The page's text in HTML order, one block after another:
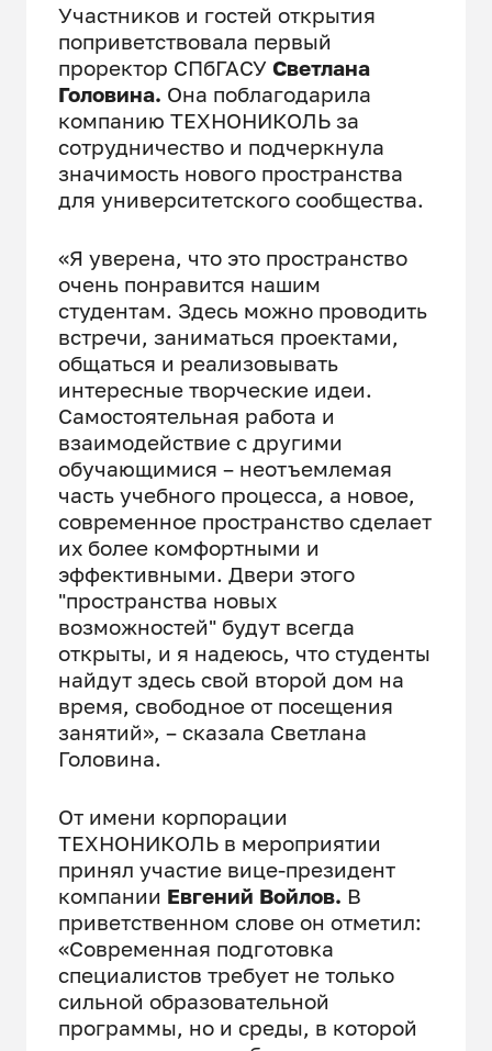
Участников и гостей открытия
поприветствовала первый
проректор СПбГАСУСветлана
Головина. Она поблагодарила
компанию ТЕХНОНИКОЛЬ за
сотрудничество и подчеркнула
значимость нового пространства
для университетского сообщества.
«Я уверена, что это пространство
очень понравится нашим
студентам. Здесь можно проводить
встречи, заниматься проектами,
общаться и реализовывать
интересные творческие идеи.
Самостоятельная работа и
взаимодействие с другими
обучающимися – неотъемлемая
часть учебного процесса, а новое,
современное пространство сделает
их более комфортными и
эффективными. Двери этого
"пространства новых
возможностей" будут всегда
открыты, и я надеюсь, что студенты
найдут здесь свой второй дом на
время, свободное от посещения
занятий», – сказала Светлана
Головина.
От имени корпорации
ТЕХНОНИКОЛЬ в мероприятии
принял участие вице-президент
компании Евгений Войлов. В
приветственном слове он отметил:
«Современная подготовка
специалистов требует не только
сильной образовательной
программы, но и среды, в которой